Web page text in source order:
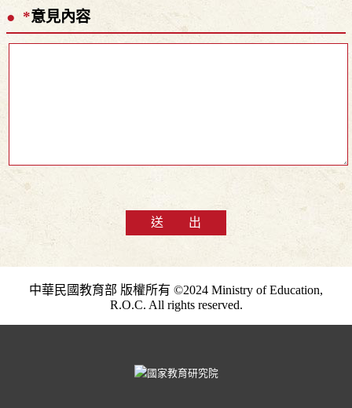
*意見內容
送 出
中華民國教育部 版權所有 ©2024 Ministry of Education,
R.O.C. All rights reserved.